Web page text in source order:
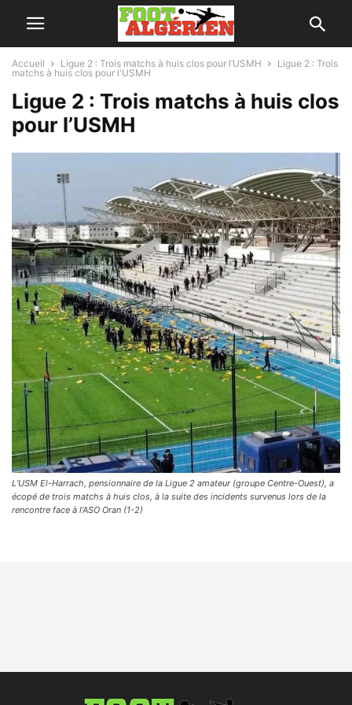
Accueil Ligue 2 : Trois matchs à huis clos pour l’USMH
Ligue 2 : Trois
matchs à huis clos pour l'USMH
Ligue 2 : Trois matchs à huis clos
pour l’USMH
L’USM El-Harrach, pensionnaire de la Ligue 2 amateur (groupe Centre-Ouest), a
écopé de trois matchs à huis clos, à la suite des incidents survenus lors de la
rencontre face à l’ASO Oran (1-2)